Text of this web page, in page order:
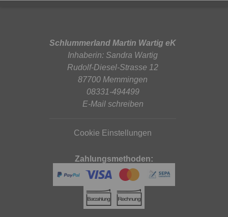
Schlummerland Martin Wartig eK
Inhaberin: Sandra Wartig
Rudolf-Diesel-Strasse 12
87700 Memmingen
08331-494499
E-Mail schreiben
Cookie Einstellungen
Zahlungsmethoden: